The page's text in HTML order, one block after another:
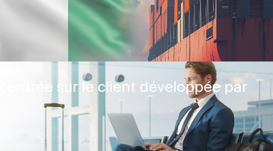
sur le client développée par